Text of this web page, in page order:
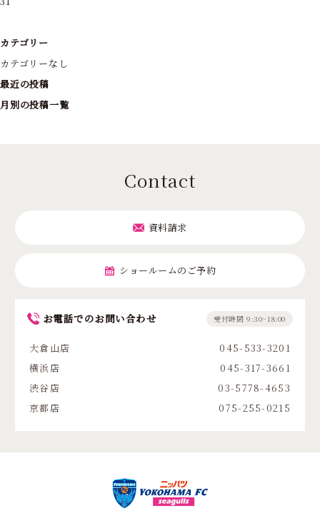
カテゴリー
カテゴリーなし
最近の投稿
月別の投稿一覧
Contact
資料請求
ショールームのご予約
お電話でのお問い合わせ 受付時間 9:30~18:00
大倉山店
045-533-3201
横浜店
045-317-3661
渋谷店
03-5778-4653
京都店
075-255-0215